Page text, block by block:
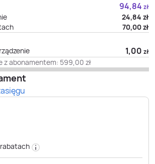
94,84 zł
24,84 zł
70,00zł
1,00 zł
z abonamentem: 599,00 zł